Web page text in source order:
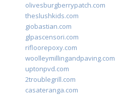
olivesburgberrypatch.com
theslushkids.com
giobastian.com
glpascensori.com
rifloorepoxy.com
woolleymillingandpaving.com
uptonpvd.com
2troublegrill.com
casateranga.com